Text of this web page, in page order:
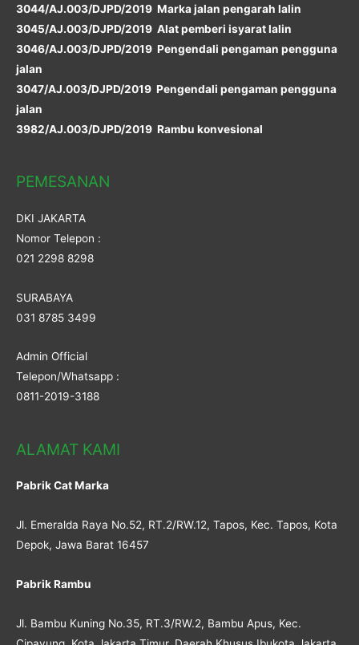
3044/AJ.003/DJPD/2019 Marka jalan pengarah lalin
3045/AJ.003/DJPD/2019 Alat pemberi isyarat lalin
3046/AJ.003/DJPD/2019 Pengendali pengaman pengguna
jalan
3047/AJ.003/DJPD/2019 Pengendali pengaman pengguna
jalan
3982/AJ.003/DJPD/2019 Rambu konvesional
PEMESANAN
DKI JAKARTA
Nomor Telepon :
021 2298 8298
SURABAYA
031 8785 3499
Admin Official
Telepon/Whatsapp :
0811-2019-3188
ALAMAT KAMI
Pabrik Cat Marka
Jl. Emeralda Raya No.52, RT.2/RW.12, Tapos, Kec. Tapos, Kota
Depok, Jawa Barat 16457
Pabrik Rambu
Jl. Bambu Kuning No.35, RT.3/RW.2, Bambu Apus, Kec.